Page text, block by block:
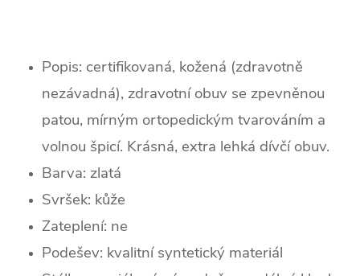
Popis: certifikovaná, kožená (zdravotně
nezávadná), zdravotní obuv se zpevněnou
patou, mírným ortopedickým tvarováním a
volnou špicí. Krásná, extra lehká dívčí obuv.
Barva: zlatá
Svršek: kůže
Zateplení: ne
Podešev: kvalitní syntetický materiál